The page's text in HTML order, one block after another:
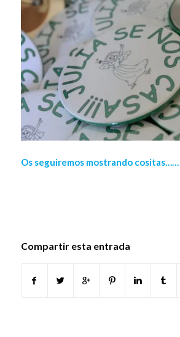
Os seguiremos mostrando cositas……
Compartir esta entrada